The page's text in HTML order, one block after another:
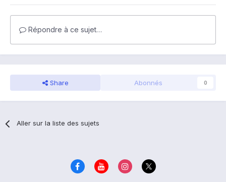
Répondre à ce sujet…
Share Abonnés 0
Aller sur la liste des sujets